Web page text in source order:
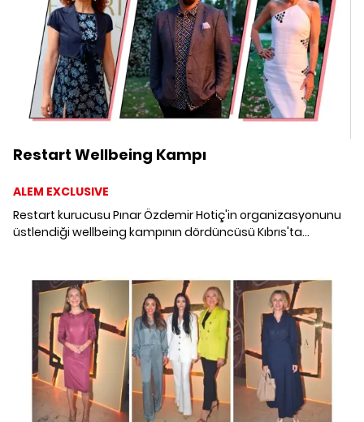
Restart Wellbeing Kampı
ALEM EXCLUSIVE
Restart kurucusu Pınar Özdemir Hotiç'in organizasyonunu
üstlendiği wellbeing kampının dördüncüsü Kıbrıs'ta
tazelenmiş olarak çıktılar.